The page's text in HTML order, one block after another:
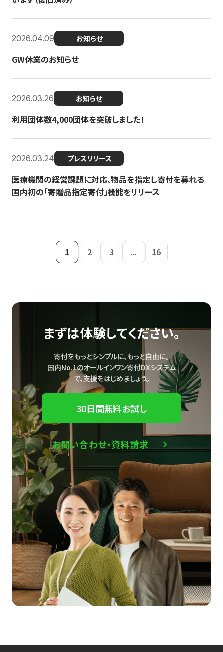
2026.04.09 お知らせ
GW休業のお知らせ
2026.03.26 お知らせ
利用団体数4,000団体を突破しました！
2026.03.24 プレスリリース
医療機関の経営課題に対応、物品を指定し寄付を募れる
国内初の「寄贈品指定寄付」機能をリリース
1 2 3 ... 16
まずは体験してください。
寄付をもっとシンプルに、もっと自由に。
国内No.1のオールインワン寄付DXシステム
で、支援をはじめましょう。
30日間無料お試し
お問い合わせ・資料請求